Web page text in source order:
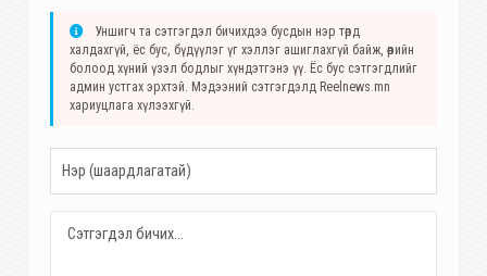
Уншигч та сэтгэгдэл бичихдээ бусдын нэр төрд
халдахгүй, ёс бус, бүдүүлэг үг хэллэг ашиглахгүй байж, өөрийн
болоод хүний үзэл бодлыг хүндэтгэнэ үү. Ёс бус сэтгэгдлийг
админ устгах эрхтэй. Мэдээний сэтгэгдэлд Reelnews.mn
хариуцлага хүлээхгүй.